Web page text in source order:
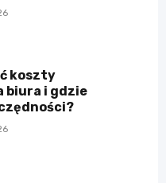
koszty
biura i gdzie